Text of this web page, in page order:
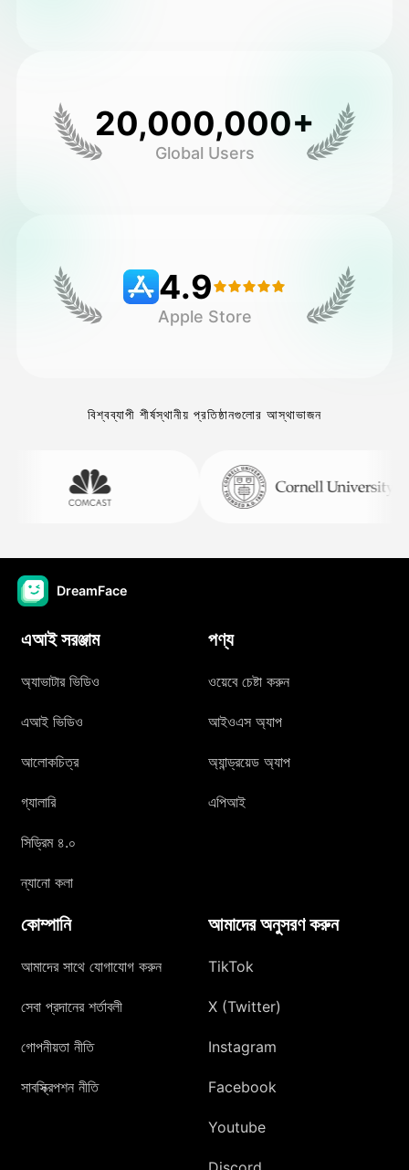
20,000,000+
Global Users
4.9
Apple Store
বিশ্বব্যাপী শীর্ষস্থানীয় প্রতিষ্ঠানগুলোর আস্থাভাজন
DreamFace
এআই সরঞ্জাম
অ্যাভাটার ভিডিও
এআই ভিডিও
আলোকচিত্র
গ্যালারি
সিড্রিম ৪.০
ন্যানো কলা
পণ্য
ওয়েবে চেষ্টা করুন
আইওএস অ্যাপ
অ্যান্ড্রয়েড অ্যাপ
এপিআই
কোম্পানি
আমাদের সাথে যোগাযোগ করুন
সেবা প্রদানের শর্তাবলী
গোপনীয়তা নীতি
সাবস্ক্রিপশন নীতি
আমাদের অনুসরণ করুন
TikTok
X (Twitter)
Instagram
Facebook
Youtube